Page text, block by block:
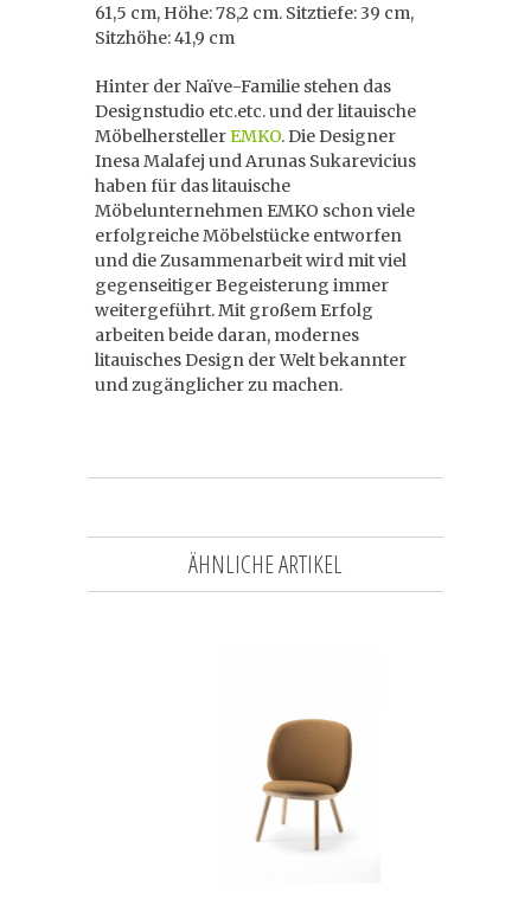
61,5 cm, Höhe: 78,2 cm. Sitztiefe: 39 cm,
Sitzhöhe: 41,9 cm
Hinter der Naïve-Familie stehen das
Designstudio etc.etc. und der litauische
MöbelherstellerEMKO. Die Designer
Inesa Malafej und Arunas Sukarevicius
haben für das litauische
Möbelunternehmen EMKO schon viele
erfolgreiche Möbelstücke entworfen
und die Zusammenarbeit wird mit viel
gegenseitiger Begeisterung immer
weitergeführt. Mit großem Erfolg
arbeiten beide daran, modernes
litauisches Design der Welt bekannter
und zugänglicher zu machen.
ÄHNLICHE ARTIKEL